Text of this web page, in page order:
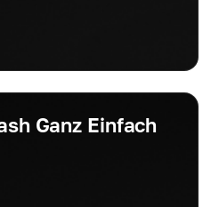
Ganz Einfach